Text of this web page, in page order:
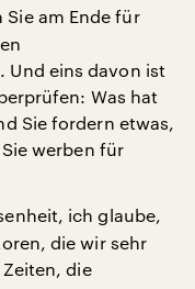
Sie am Ende für
Und eins davon ist
Was hat
Sie fordern etwas,
werben für
ich glaube,
die wir sehr
die